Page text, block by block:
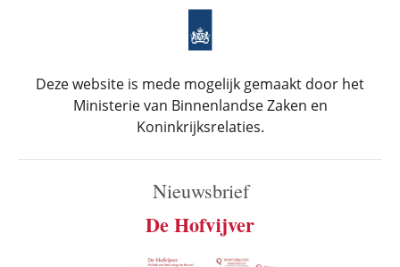
Deze website is mede mogelijk gemaakt door het
Ministerie van Binnenlandse Zaken en
Koninkrijksrelaties.
Nieuwsbrief
De Hofvijver